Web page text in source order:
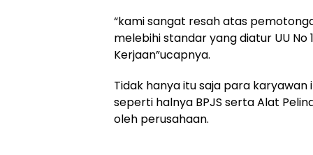
“kami sangat resah atas
melebihi standar yang diatur UU No
Kerjaan”ucapnya.
Tidak hanya itu saja para
seperti halnya BPJS serta Alat
oleh perusahaan.